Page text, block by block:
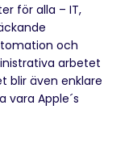
för alla – IT,
och
arbetet
blir även enklare
vara Apple´s